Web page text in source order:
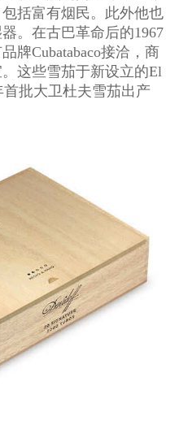
括富有烟民。此外他也
。在古巴革命后的1967
牌Cubatabaco接洽，商
这些雪茄于新设立的El
首批大卫杜夫雪茄出产